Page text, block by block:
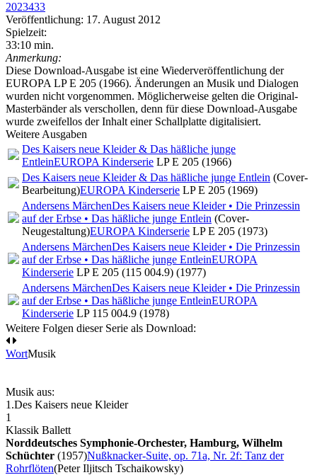
2023433
Veröffentlichung: 17. August 2012
Spielzeit:
33:10 min.
Anmerkung:
Diese Download-Ausgabe ist eine Wiederveröffentlichung der
EUROPA LP E 205 (1966). Änderungen an Musik und Dialogen
wurden nicht vorgenommen. Möglicherweise gelten die Original-
Masterbänder als verschollen, denn für diese Download-Ausgabe
wurde zweifellos der Inhalt einer Schallplatte digitalisiert.
Weitere Ausgaben
Des Kaisers neue Kleider & Das häßliche junge
EntleinEUROPA Kinderserie LP E 205 (1966)
Des Kaisers neue Kleider & Das häßliche junge Entlein (Cover-
Bearbeitung)EUROPA Kinderserie LP E 205 (1969)
Andersens MärchenDes Kaisers neue Kleider • Die Prinzessin
auf der Erbse • Das häßliche junge Entlein (Cover-
Neugestaltung)EUROPA Kinderserie LP E 205 (1973)
Andersens MärchenDes Kaisers neue Kleider • Die Prinzessin
auf der Erbse • Das häßliche junge EntleinEUROPA
Kinderserie LP E 205 (115 004.9) (1977)
Andersens MärchenDes Kaisers neue Kleider • Die Prinzessin
auf der Erbse • Das häßliche junge EntleinEUROPA
Kinderserie LP 115 004.9 (1978)
Weitere Folgen dieser Serie als Download:
WortMusik
Musik aus:
1.Des Kaisers neue Kleider
1
Klassik Ballett
Norddeutsches Symphonie-Orchester, Hamburg, Wilhelm
Schüchter (1957)Nußknacker-Suite, op. 71a, Nr. 2f: Tanz der
Rohrflöten(Peter Iljitsch Tschaikowsky)